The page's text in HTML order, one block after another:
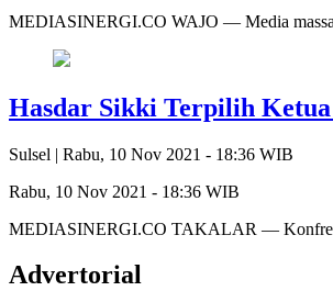
MEDIASINERGI.CO WAJO — Media massa
Hasdar Sikki Terpilih
Sulsel | Rabu, 10 Nov 2021 - 18:36 WIB
Rabu, 10 Nov 2021 - 18:36 WIB
MEDIASINERGI.CO TAKALAR — Konfrensi
Advertorial